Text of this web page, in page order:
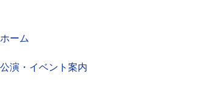
ホーム
公演・イベント案内